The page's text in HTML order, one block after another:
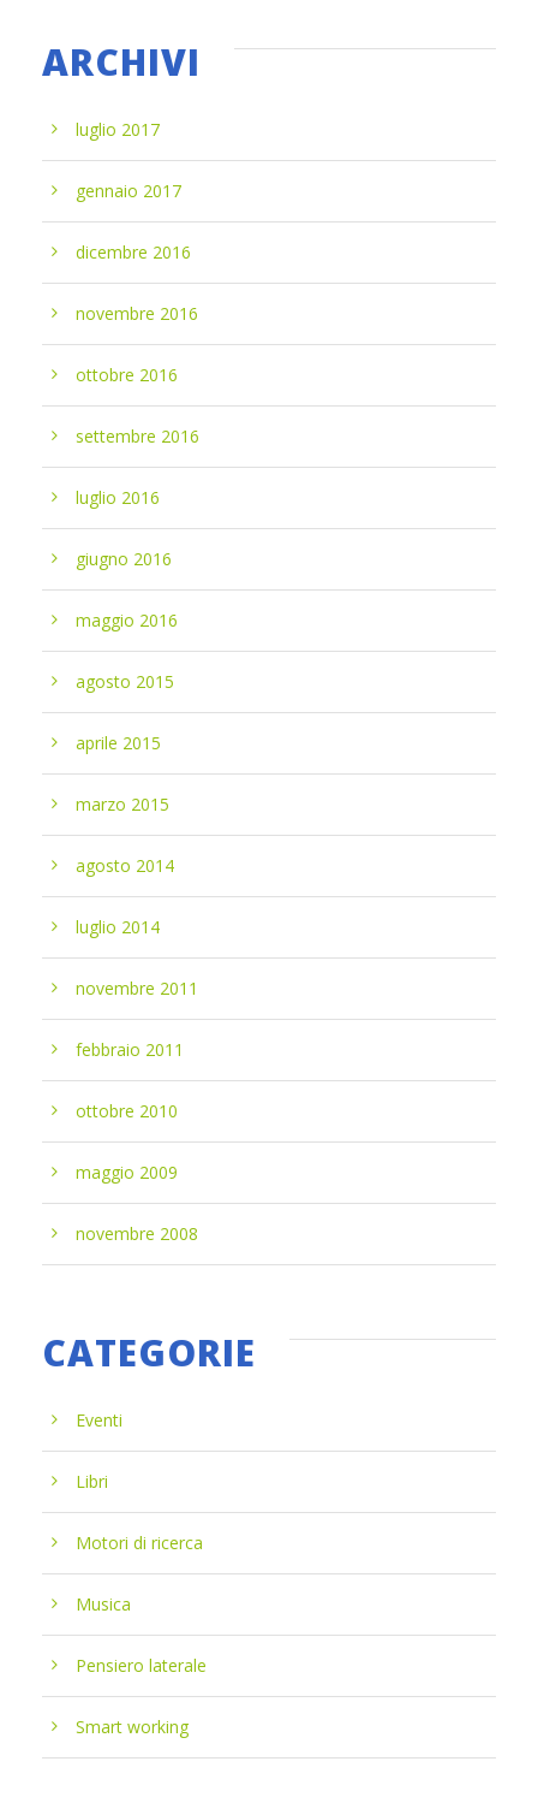
ARCHIVI
luglio 2017
gennaio 2017
dicembre 2016
novembre 2016
ottobre 2016
settembre 2016
luglio 2016
giugno 2016
maggio 2016
agosto 2015
aprile 2015
marzo 2015
agosto 2014
luglio 2014
novembre 2011
febbraio 2011
ottobre 2010
maggio 2009
novembre 2008
CATEGORIE
Eventi
Libri
Motori di ricerca
Musica
Pensiero laterale
Smart working